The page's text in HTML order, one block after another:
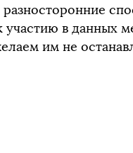
разносторонние
в данных
им не